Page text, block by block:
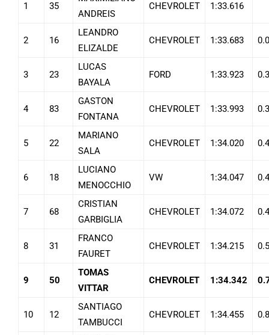
1 35
ANDREIS
CHEVROLET 1:33.616
2 16
LEANDRO
ELIZALDE
CHEVROLET 1:33.683
3 23
LUCAS
BAYALA
FORD 1:33.923
4 83
GASTON
FONTANA
CHEVROLET 1:33.993
5 22
MARIANO
SALA
CHEVROLET 1:34.020
6 18
LUCIANO
MENOCCHIO
VW 1:34.047
7 68
CRISTIAN
GARBIGLIA
CHEVROLET 1:34.072
8 31
FRANCO
FAURET
CHEVROLET 1:34.215
9 50
TOMAS
VITTAR
CHEVROLET 1:34.342
10 12
SANTIAGO
TAMBUCCI
CHEVROLET 1:34.455